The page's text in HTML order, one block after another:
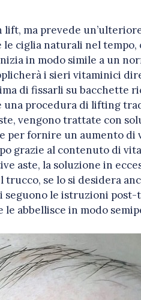
lift, ma prevede
ciglia naturali nel
in modo simile a un
i sieri vitaminici
di fissarli su bacchette
procedura di lifting
vengono trattate con
per fornire un aumento di
grazie al contenuto di
aste, la soluzione in
se lo si desidera
seguono le istruzioni
le abbellisce in modo